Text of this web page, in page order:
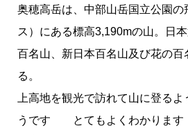
奥穂高岳は、中部山岳国立公園の
ス）にある標高3,190mの山。日
百名山、新日本百名山及び花の百
る。
上高地を観光で訪れて山に登る
うです とてもよくわかります